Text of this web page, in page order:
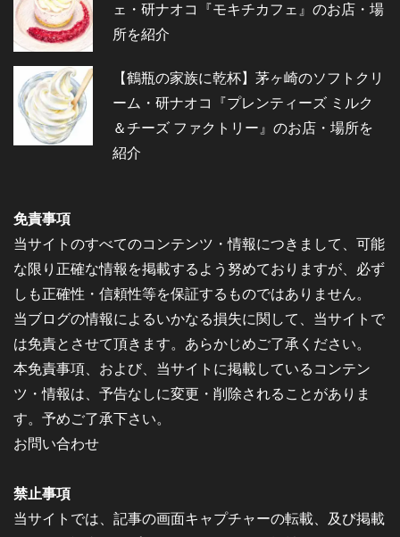
ェ・研ナオコ『モキチカフェ』のお店・場
所を紹介
【鶴瓶の家族に乾杯】茅ヶ崎のソフトクリ
ーム・研ナオコ『プレンティーズ ミルク
＆チーズ ファクトリー』のお店・場所を
紹介
免責事項
当サイトのすべてのコンテンツ・情報につきまして、可能
な限り正確な情報を掲載するよう努めておりますが、必ず
しも正確性・信頼性等を保証するものではありません。
当ブログの情報によるいかなる損失に関して、当サイトで
は免責とさせて頂きます。あらかじめご了承ください。
本免責事項、および、当サイトに掲載しているコンテン
ツ・情報は、予告なしに変更・削除されることがありま
す。予めご了承下さい。
お問い合わせ
禁止事項
当サイトでは、記事の画面キャプチャーの転載、及び掲載